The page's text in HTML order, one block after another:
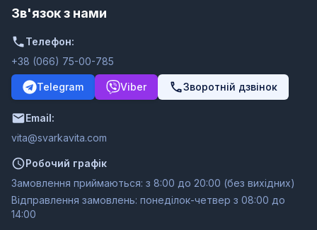
Зв'язок з нами
Телефон:
+38 (066) 75-00-785
Telegram Viber Зворотній дзвінок
Email:
moc.ativakravs@ativ
Робочий графік
Замовлення приймаються: з 8:00 до 20:00 (без вихідних)
Відправлення замовлень: понеділок-четвер з 08:00 до
14:00